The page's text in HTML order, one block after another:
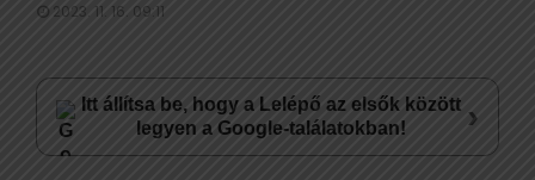
2023. 11. 16. 09:11
Itt állítsa be, hogy a Lelépő az elsők között
legyen a Google-találatokban!
›